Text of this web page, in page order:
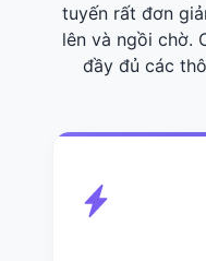
tuyến rất đơn
lên và ngồi chờ.
đầy đủ các